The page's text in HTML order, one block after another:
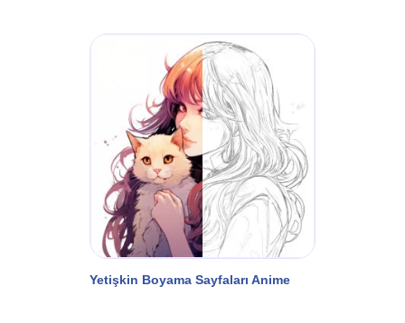
Yetişkin Boyama Sayfaları Anime